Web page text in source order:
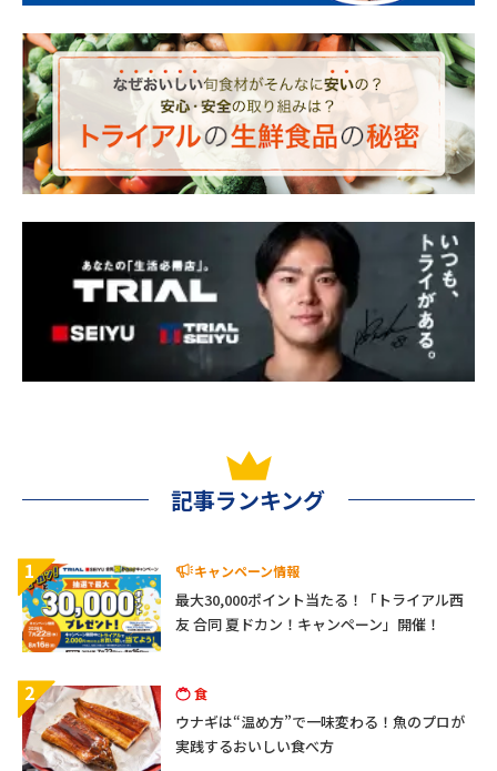
記事ランキング
1 キャンペーン情報
最大30,000ポイント当たる！「トライアル西
友 合同 夏ドカン！キャンペーン」開催！
2 食
ウナギは“温め方”で一味変わる！魚のプロが
実践するおいしい食べ方